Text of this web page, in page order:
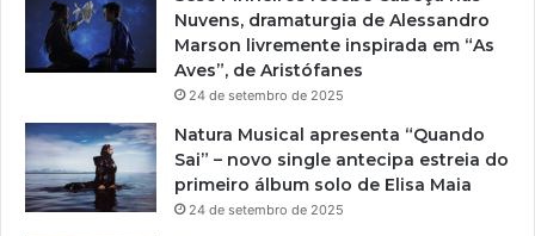
Nuvens, dramaturgia de Alessandro
Marson livremente inspirada em “As
Aves”, de Aristófanes
24 de setembro de 2025
Natura Musical apresenta “Quando
Sai” – novo single antecipa estreia do
primeiro álbum solo de Elisa Maia
24 de setembro de 2025